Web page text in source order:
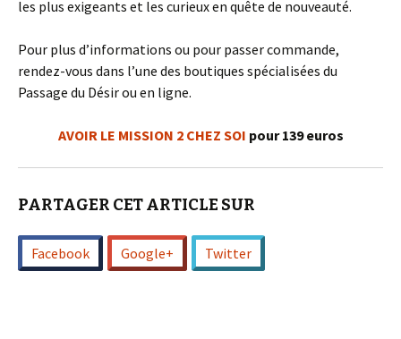
les plus exigeants et les curieux en quête de nouveauté.
Pour plus d’informations ou pour passer commande,
rendez-vous dans l’une des boutiques spécialisées du
Passage du Désir ou en ligne.
AVOIR LE MISSION 2 CHEZ SOI pour 139 euros
PARTAGER CET ARTICLE SUR
Facebook Google+ Twitter